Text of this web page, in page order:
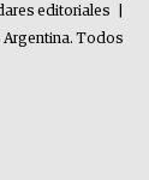
editoriales
Todos